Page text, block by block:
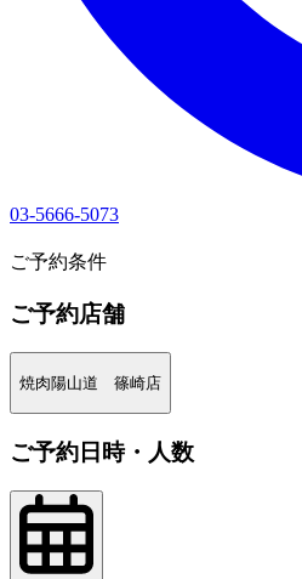
03-5666-5073
ご予約条件
ご予約店舗
焼肉陽山道 篠崎店
ご予約日時・人数